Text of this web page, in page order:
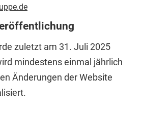
zuletzt am 31. Juli 2025
mindestens einmal jährlich
Änderungen der Website